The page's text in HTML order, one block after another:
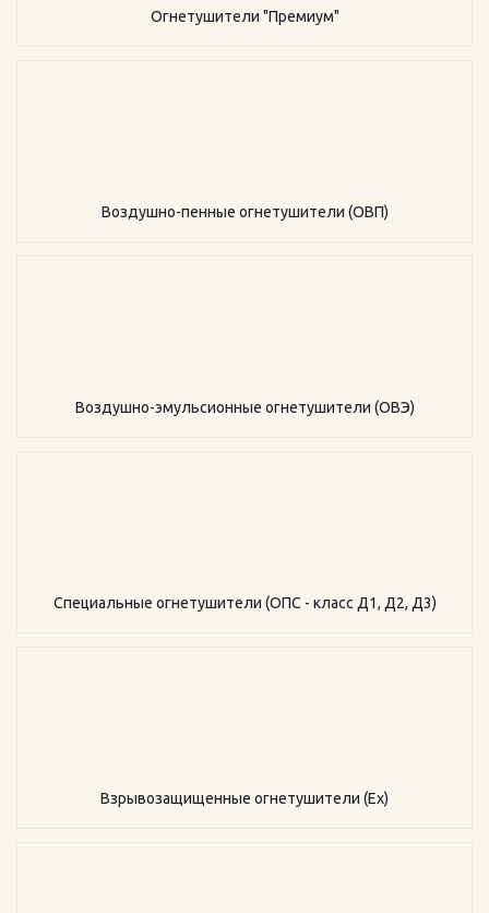
Огнетушители "Премиум"
Воздушно-пенные огнетушители (ОВП)
Воздушно-эмульсионные огнетушители (ОВЭ)
Специальные огнетушители (ОПС - класс Д1, Д2, Д3)
Взрывозащищенные огнетушители (Ex)